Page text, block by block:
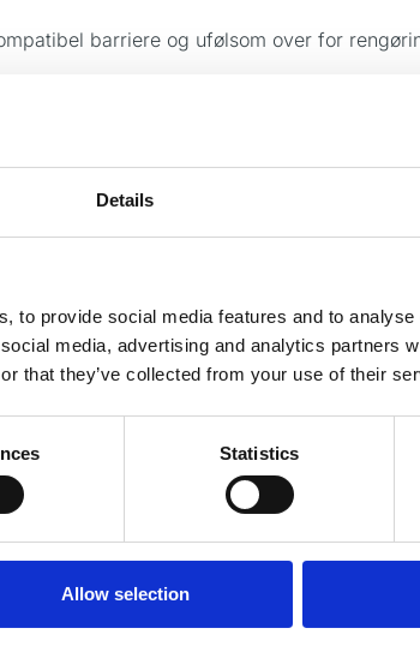
Details
to provide social media features and to
media, advertising and analytics partners
that they’ve collected from your use of their
Statistics
Allow selection
barriere og ufølsom over for
med titanium og rustfrit stål.